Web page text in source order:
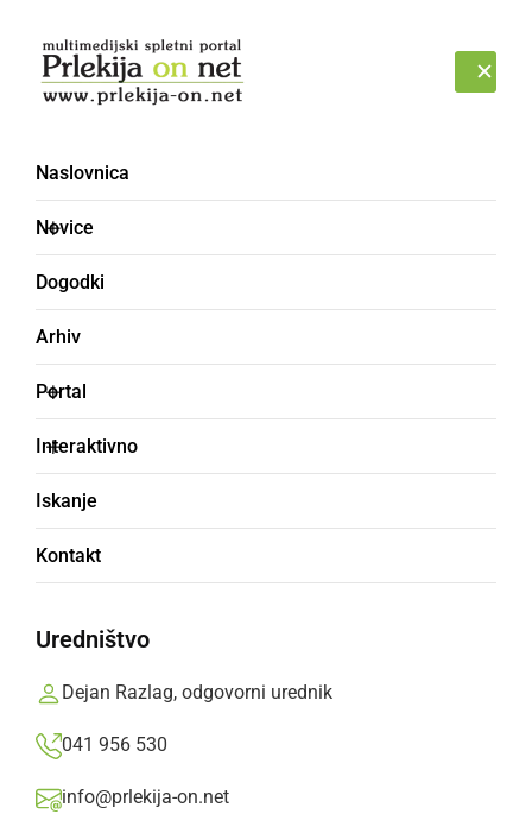
Naslovnica
Novice
Dogodki
Arhiv
Portal
Interaktivno
Iskanje
Kontakt
Uredništvo
Dejan Razlag, odgovorni urednik
041 956 530
info@prlekija-on.net
zaprti parki
ČRNA KRONIKA
Ljutomerska parka zaprta, ulice samevajo
Družabno